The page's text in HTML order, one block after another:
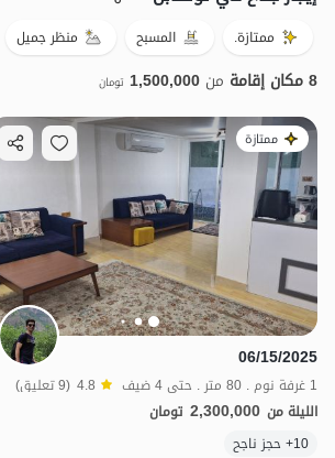
ممتازة. المسبح منظر جميل
8 مكان إقامة من 1,500,000 تومان
ممتازة
06/15/2025
1 غرفة نوم . 80 متر . حتى 4 ضيف 4.8 (9 تعليق)
الليلة من 2,300,000 تومان
10+ حجز ناجح